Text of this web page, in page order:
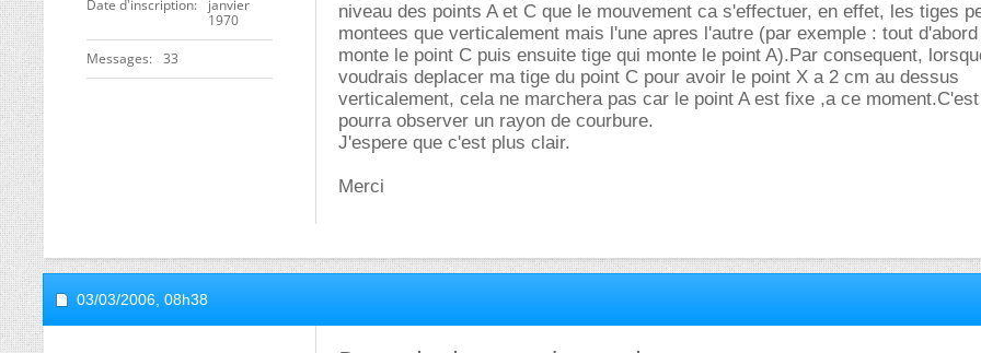
Date d'inscription
janvier
1970
Messages 33
niveau des points A et C que le mouvement ca s'effectuer, en effet, les tiges
montees que verticalement mais l'une apres l'autre (par exemple : tout
monte le point C puis ensuite tige qui monte le point A).Par consequent,
voudrais deplacer ma tige du point C pour avoir le point X a 2 cm au dessus
verticalement, cela ne marchera pas car le point A est fixe ,a ce
pourra observer un rayon de courbure.
J'espere que c'est plus clair.
Merci
03/03/2006, 08h38